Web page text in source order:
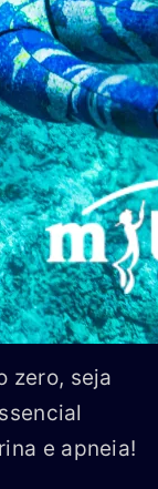
zero, seja
e apneia!